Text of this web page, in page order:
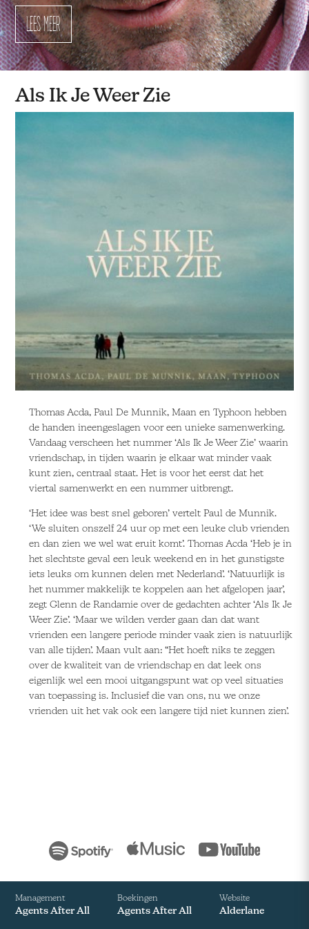
LEES MEER
LEES MEER
LEES MEER
LEES MEER
Als Ik Je Weer Zie
Thomas Acda, Paul De Munnik, Maan en Typhoon hebben
de handen ineengeslagen voor een unieke samenwerking.
Vandaag verscheen het nummer ‘Als Ik Je Weer Zie’ waarin
vriendschap, in tijden waarin je elkaar wat minder vaak
kunt zien, centraal staat. Het is voor het eerst dat het
viertal samenwerkt en een nummer uitbrengt.
‘Het idee was best snel geboren’ vertelt Paul de Munnik.
‘We sluiten onszelf 24 uur op met een leuke club vrienden
en dan zien we wel wat eruit komt’. Thomas Acda ‘Heb je in
het slechtste geval een leuk weekend en in het gunstigste
iets leuks om kunnen delen met Nederland’. ‘Natuurlijk is
het nummer makkelijk te koppelen aan het afgelopen jaar’,
zegt Glenn de Randamie over de gedachten achter ‘Als Ik Je
Weer Zie’. ‘Maar we wilden verder gaan dan dat want
vrienden een langere periode minder vaak zien is natuurlijk
van alle tijden’. Maan vult aan: “Het hoeft niks te zeggen
over de kwaliteit van de vriendschap en dat leek ons
eigenlijk wel een mooi uitgangspunt wat op veel situaties
van toepassing is. Inclusief die van ons, nu we onze
vrienden uit het vak ook een langere tijd niet kunnen zien’.
Management
Agents After All
Boekingen
Agents After All
Website
Alderlane